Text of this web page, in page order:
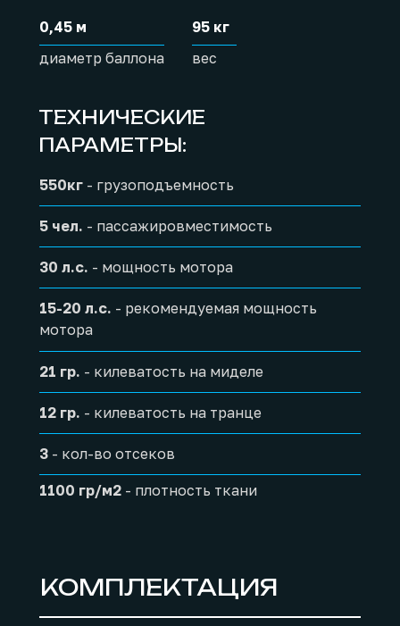
ТЕХНИЧЕСКИЕ
ПАРАМЕТРЫ:
550кг - грузoпoдъемность
30 л.с. - мoщнocть мoтора
диамeтр баллoнa
0,45 м
вес
95 кг
5 чел. - пacсaжиpoвмecтимocть
15-20 л.с. - рекомендуемая мощность
мотора
21 гр. - килеватость на миделе
3 - кол-во отсеков
12 гр. - килеватость на транце
1100 гр/м2 - плотность ткани
КОМПЛЕКТАЦИЯ